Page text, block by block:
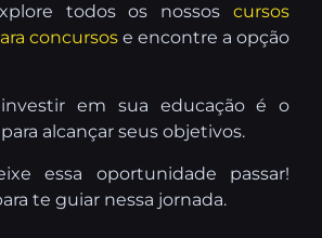
todos os nossos cursos
concursos e encontre a opção
investir em sua educação é o
alcançar seus objetivos.
essa oportunidade passar!
te guiar nessa jornada.